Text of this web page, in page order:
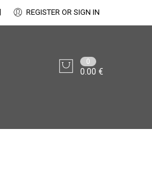
REGISTER OR SIGN IN
0
0.00€